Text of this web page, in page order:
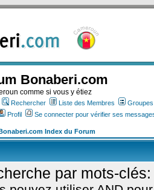
Bonaberi.com
comme si vous y étiez
Rechercher Liste des Membres
Profil
Se connecter pour vérifier ses
Index du Forum
par mots-clés: